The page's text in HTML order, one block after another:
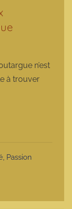
n’est
à trouver
, Passion